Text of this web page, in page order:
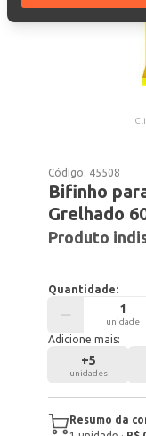
Código: 45508
Bifinho
Grelhado
Produto
Quantidade:
unidade
Adicione mais:
+5
unidades
Resumo da